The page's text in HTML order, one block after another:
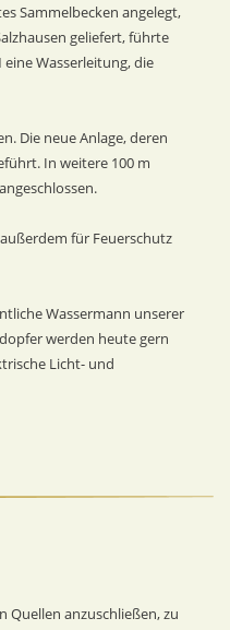
Sammelbecken angelegt,
geliefert, führte
Wasserleitung, die
Die neue Anlage, deren
In weitere 100 m
für Feuerschutz
Wassermann unserer
werden heute gern
Licht- und
Quellen anzuschließen, zu